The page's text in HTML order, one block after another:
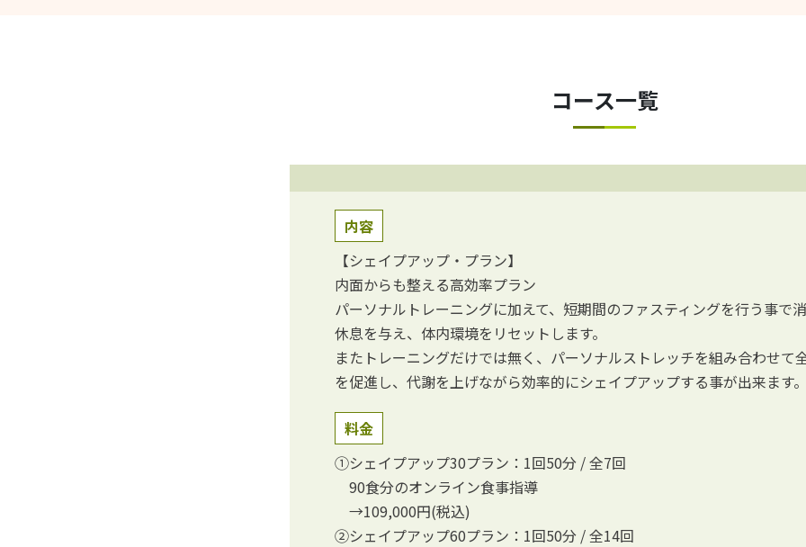
コース一覧
内容
【シェイプアップ・プラン】
内面からも整える高効率プラン
パーソナルトレーニングに加えて、短期間のファスティングを行う事で
休息を与え、体内環境をリセットします。
またトレーニングだけでは無く、パーソナルストレッチを組み合わせて
を促進し、代謝を上げながら効率的にシェイプアップする事が出来ます。
料金
①シェイプアップ30プラン：1回50分 / 全7回
90食分のオンライン食事指導
→109,000円(税込)
②シェイプアップ60プラン：1回50分 / 全14回